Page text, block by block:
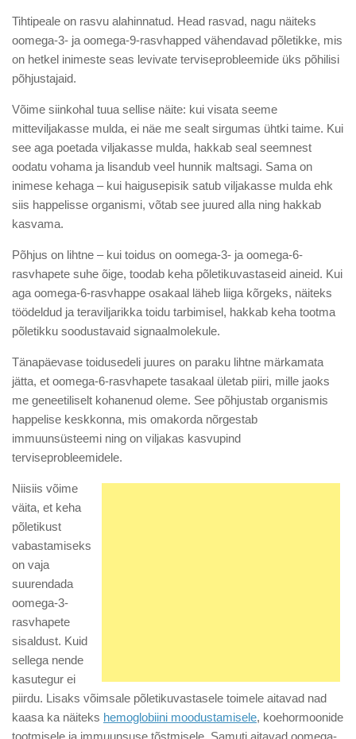
Tihtipeale on rasvu alahinnatud. Head rasvad, nagu näiteks
oomega-3- ja oomega-9-rasvhapped vähendavad põletikke, mis
on hetkel inimeste seas levivate terviseprobleemide üks põhilisi
põhjustajaid.
Võime siinkohal tuua sellise näite: kui visata seeme
mitteviljakasse mulda, ei näe me sealt sirgumas ühtki taime. Kui
see aga poetada viljakasse mulda, hakkab seal seemnest
oodatu vohama ja lisandub veel hunnik maltsagi. Sama on
inimese kehaga – kui haigusepisik satub viljakasse mulda ehk
siis happelisse organismi, võtab see juured alla ning hakkab
kasvama.
Põhjus on lihtne – kui toidus on oomega-3- ja oomega-6-
rasvhapete suhe õige, toodab keha põletikuvastaseid aineid. Kui
aga oomega-6-rasvhappe osakaal läheb liiga kõrgeks, näiteks
töödeldud ja teraviljarikka toidu tarbimisel, hakkab keha tootma
põletikku soodustavaid signaalmolekule.
Tänapäevase toidusedeli juures on paraku lihtne märkamata
jätta, et oomega-6-rasvhapete tasakaal ületab piiri, mille jaoks
me geneetiliselt kohanenud oleme. See põhjustab organismis
happelise keskkonna, mis omakorda nõrgestab
immuunsüsteemi ning on viljakas kasvupind
terviseprobleemidele.
Niisiis võime
väita, et keha
põletikust
vabastamiseks
on vaja
suurendada
oomega-3-
rasvhapete
sisaldust. Kuid
sellega nende
kasutegur ei
piirdu. Lisaks võimsale põletikuvastasele toimele aitavad nad
kaasa ka näiteks hemoglobiini moodustamisele, koehormoonide
tootmisele ja immuunsuse tõstmisele. Samuti aitavad oomega-